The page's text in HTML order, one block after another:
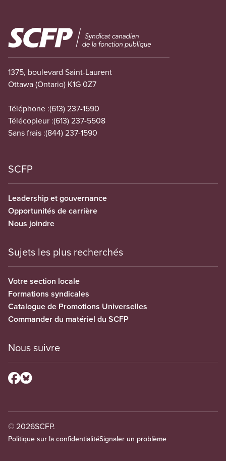
Image
1375, boulevard Saint-Laurent
Ottawa (Ontario) K1G 0Z7
Téléphone :(613) 237-1590
Télécopieur :(613) 237-5508
Sans frais :(844) 237-1590
SCFP
Leadership et gouvernance
Opportunités de carrière
Nous joindre
Sujets les plus recherchés
Votre section locale
Formations syndicales
Catalogue de Promotions Universelles
Commander du matériel du SCFP
Nous suivre
© 2026SCFP.
Politique sur la confidentialitéSignaler un problème